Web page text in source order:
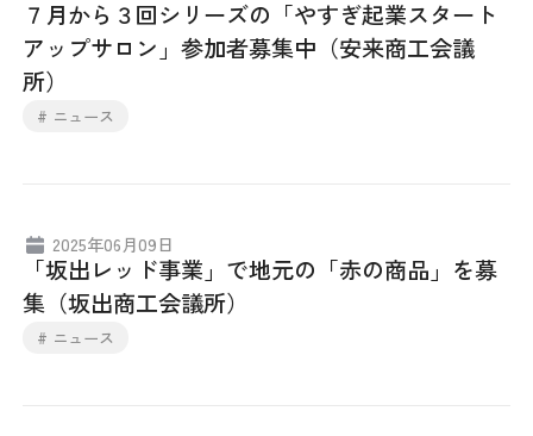
７月から３回シリーズの「やすぎ起業スタート
アップサロン」参加者募集中（安来商工会議
所）
# ニュース
2025年06月09日
「坂出レッド事業」で地元の「赤の商品」を募
集（坂出商工会議所）
# ニュース